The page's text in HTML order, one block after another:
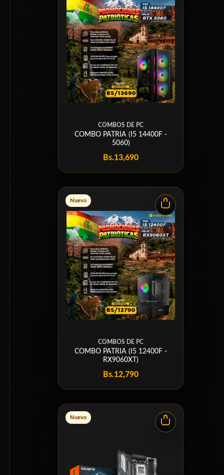
COMBOS DE PC
COMBO PATRIA (I5 14400F -
5060)
Bs.13,690
Nuevo
COMBOS DE PC
COMBO PATRIA (I5 12400F -
RX9060XT)
Bs.12,790
Nuevo